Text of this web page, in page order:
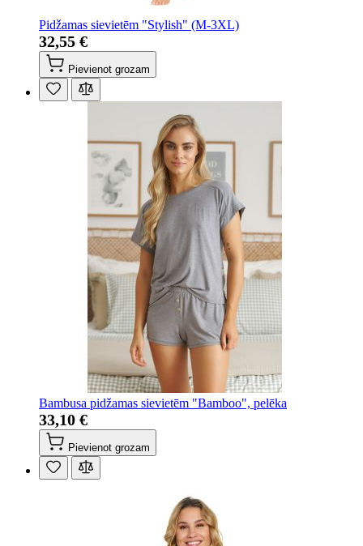
Pidžamas sievietēm "Stylish" (M-3XL)
32,55 €
Pievienot grozam
Bambusa pidžamas sievietēm "Bamboo", pelēka
33,10 €
Pievienot grozam